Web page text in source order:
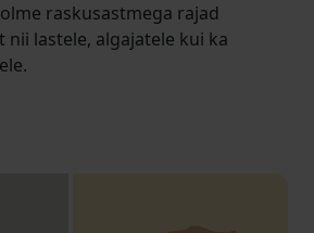
raskusastmega rajad
nii lastele, algajatele kui ka